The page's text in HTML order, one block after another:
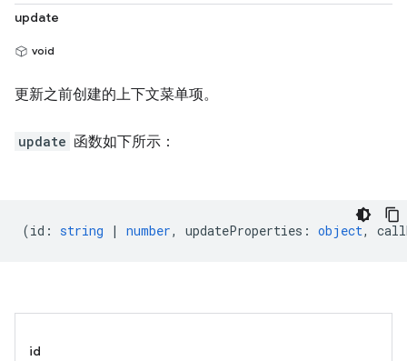
update
void
更新之前创建的上下文菜单项。
update 函数如下所示：
(id : string | number, updateProperties : object,
id